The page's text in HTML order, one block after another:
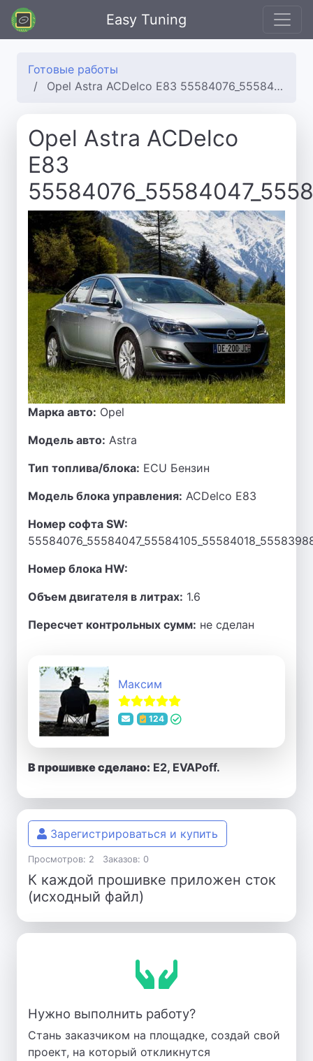
Easy Tuning
Готовые работы
Opel Astra ACDelco E83 55584076_55584047_55584105_55584018_55583988
Opel Astra ACDelco
E83
Марка авто: Opel
Модель авто: Astra
Тип топлива/блока: ECU Бензин
Модель блока управления: ACDelco E83
Номер софта SW:
Номер блока HW:
Объем двигателя в литрах: 1.6
Пересчет контрольных сумм: не сделан
Максим
124
В прошивке сделано: E2, EVAPoff.
Зарегистрироваться и купить
Просмотров: 2 Заказов: 0
К каждой прошивке приложен сток
(исходный файл)
Нужно выполнить работу?
Стань заказчиком на площадке, создай свой
проект, на который откликнутся